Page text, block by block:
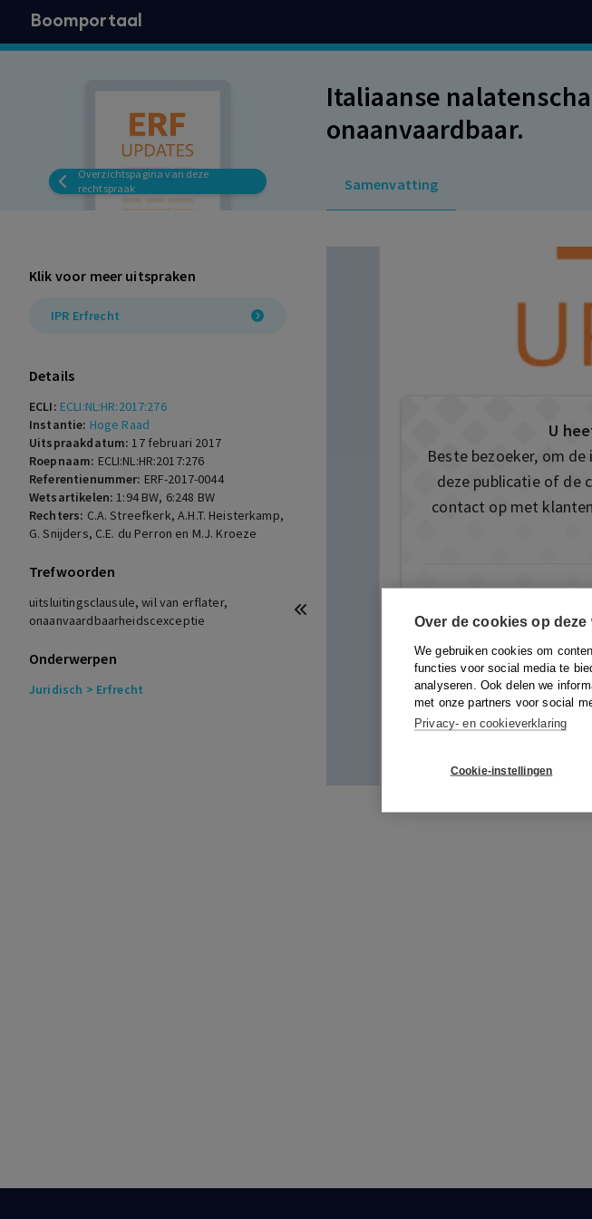
Over de cookies op deze
We gebruiken cookies om
functies voor social media te
analyseren. Ook delen we
met onze partners voor social
Privacy- en cookieverklaring
Cookie-instellingen
Boomportaal
Overzichtspagina van deze
rechtspraak
Italiaanse
onaanvaardbaar.
Samenvatting
Klik voor meer uitspraken
IPR Erfrecht
Details
ECLI: ECLI:NL:HR:2017:276
Instantie: Hoge Raad
Uitspraakdatum:17 februari 2017
Roepnaam: ECLI:NL:HR:2017:276
Referentienummer: ERF-2017-0044
Wetsartikelen:1:94 BW, 6:248 BW
Rechters: C.A. Streefkerk, A.H.T. Heisterkamp,
G. Snijders, C.E. du Perron en M.J. Kroeze
Trefwoorden
uitsluitingsclausule, wil van erflater,
onaanvaardbaarheidscexceptie
Onderwerpen
Juridisch > Erfrecht
U
Beste bezoeker, om
deze publicatie of de
contact op met
Deze publicatie is
ook de